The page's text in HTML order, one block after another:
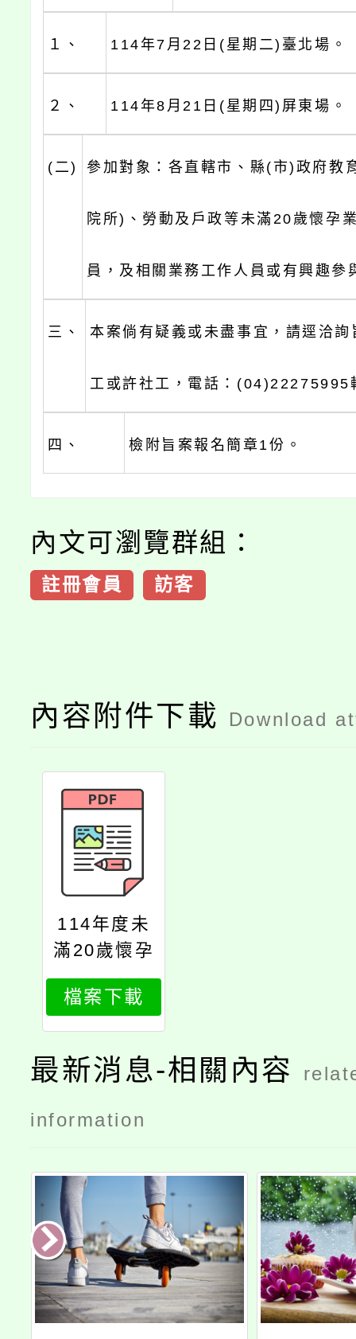
１、 114年7月22日(星期二)臺北場。
２、 114年8月21日(星期四)屏東場。
(二) 參加對象：各直轄市、縣(市)政府教
院所)、勞動及戶政等未滿20歲懷孕
員，及相關業務工作人員或有興趣參
三、 本案倘有疑義或未盡事宜，請逕洽
工或許社工，電話：(04)22275995
四、 檢附旨案報名簡章1份。
內文可瀏覽群組：
註冊會員 訪客
內容附件下載 Download
114年度未
滿20歲懷孕
服務專業人
員教育訓練
通識課程簡
章
檔案下載
最新消息-相關內容
information